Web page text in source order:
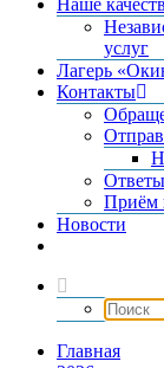
услуг
Лагерь
Контакты
Приём
Новости
Главная